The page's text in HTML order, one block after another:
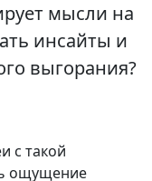
мысли на
инсайты и
выгорания?
с такой
ощущение